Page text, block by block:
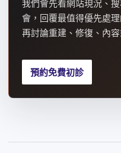
我們會先看網站現況、
會，回覆最值得優先處
再討論重建、修復、內
預約免費初診